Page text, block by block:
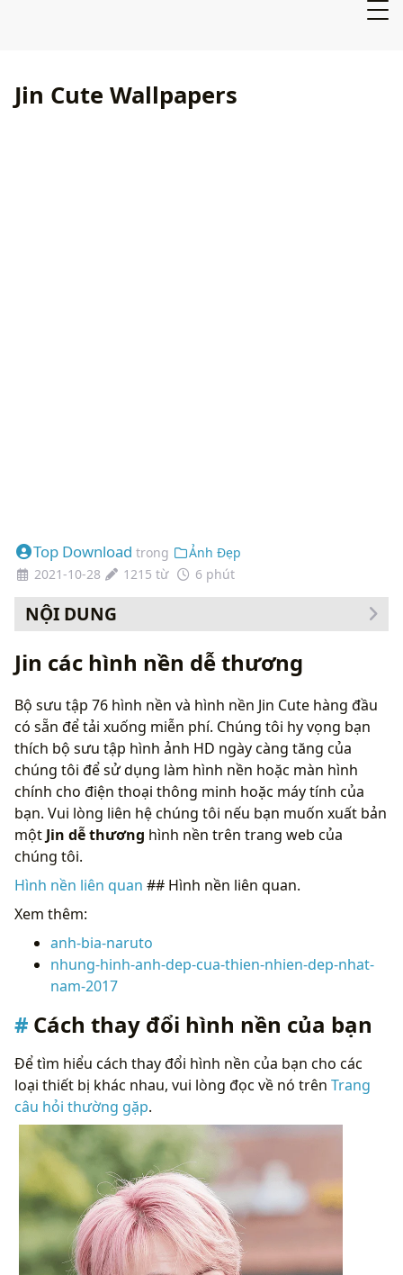
Jin Cute Wallpapers
Top Download trong
Ảnh Đẹp
2021-10-28
1215 từ 6 phút
NỘI DUNG
Jin các hình nền dễ thương
Bộ sưu tập 76 hình nền và hình nền Jin Cute hàng đầu
có sẵn để tải xuống miễn phí. Chúng tôi hy vọng bạn
thích bộ sưu tập hình ảnh HD ngày càng tăng của
chúng tôi để sử dụng làm hình nền hoặc màn hình
chính cho điện thoại thông minh hoặc máy tính của
bạn. Vui lòng liên hệ chúng tôi nếu bạn muốn xuất bản
một Jin dễ thương hình nền trên trang web của
chúng tôi.
Hình nền liên quan ## Hình nền liên quan.
Xem thêm:
anh-bia-naruto
nhung-hinh-anh-dep-cua-thien-nhien-dep-nhat-
nam-2017
Cách thay đổi hình nền của bạn
Để tìm hiểu cách thay đổi hình nền của bạn cho các
loại thiết bị khác nhau, vui lòng đọc về nó trên Trang
câu hỏi thường gặp.